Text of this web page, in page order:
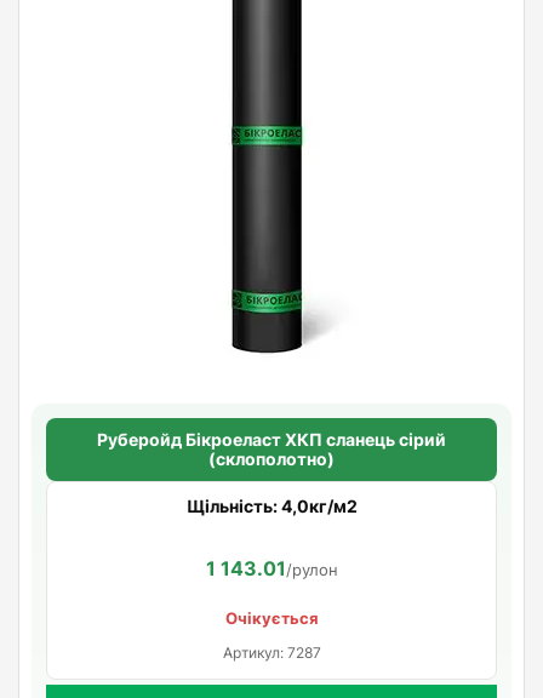
Руберойд Бiкроеласт ХКП сланець сірий
(склополотно)
Щільність: 4,0кг/м2
1 143.01/рулон
Очікується
Артикул: 7287